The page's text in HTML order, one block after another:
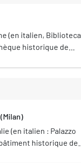
(en italien, Biblioteca
historique de
« Sala
Portant
fondées par le cardinal
(en italien : Palazzo
historique de